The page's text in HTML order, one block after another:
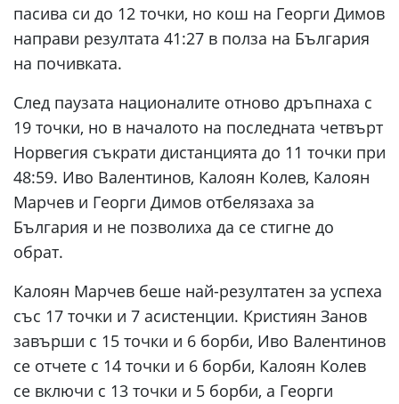
пасива си до 12 точки, но кош на Георги Димов
направи резултата 41:27 в полза на България
на почивката.
След паузата националите отново дръпнаха с
19 точки, но в началото на последната четвърт
Норвегия съкрати дистанцията до 11 точки при
48:59. Иво Валентинов, Калоян Колев, Калоян
Марчев и Георги Димов отбелязаха за
България и не позволиха да се стигне до
обрат.
Калоян Марчев беше най-резултатен за успеха
със 17 точки и 7 асистенции. Кристиян Занов
завърши с 15 точки и 6 борби, Иво Валентинов
се отчете с 14 точки и 6 борби, Калоян Колев
се включи с 13 точки и 5 борби, а Георги